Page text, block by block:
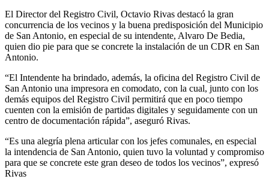
El Director del Registro Civil, Octavio Rivas destacó la gran
concurrencia de los vecinos y la buena predisposición del Municipio
de San Antonio, en especial de su intendente, Alvaro De Bedia,
quien dio pie para que se concrete la instalación de un CDR en San
Antonio.
“El Intendente ha brindado, además, la oficina del Registro Civil de
San Antonio una impresora en comodato, con la cual, junto con los
demás equipos del Registro Civil permitirá que en poco tiempo
cuenten con la emisión de partidas digitales y seguidamente con un
centro de documentación rápida”, aseguró Rivas.
“Es una alegría plena articular con los jefes comunales, en especial
la intendencia de San Antonio, quien tuvo la voluntad y compromiso
para que se concrete este gran deseo de todos los vecinos”, expresó
Rivas